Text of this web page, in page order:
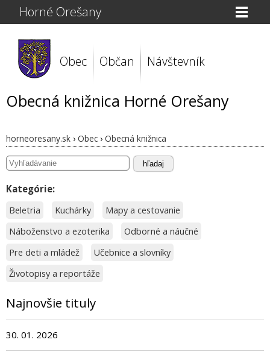
Horné Orešany
Obec Občan Návštevník
Obecná knižnica Horné Orešany
horneoresany.sk › Obec › Obecná knižnica
hľadaj
Kategórie:
Beletria Kuchárky
Mapy a cestovanie
Náboženstvo a ezoterika
Odborné a náučné
Pre deti a mládež
Učebnice a slovníky
Životopisy a reportáže
Najnovšie tituly
30. 01. 2026